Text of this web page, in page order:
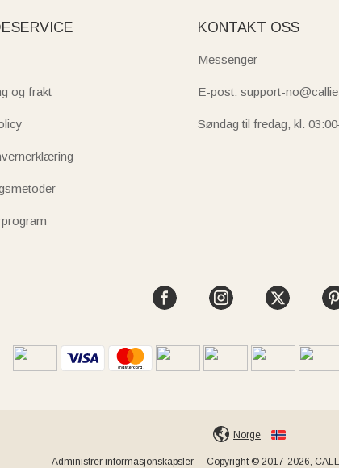
og frakt
KONTAKT OSS
Messenger
E-post: support-
Søndag til fredag, kl.
Norge
Administrer informasjonskapsler Copyright © 2017-2026,